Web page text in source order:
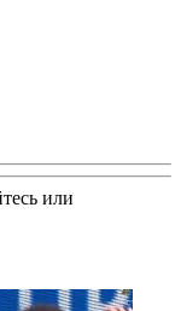
или